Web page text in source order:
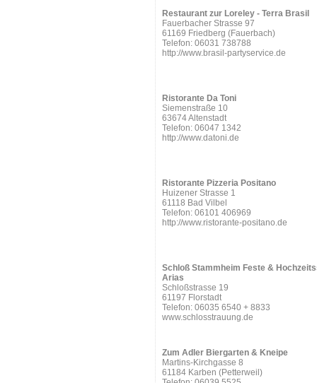
Restaurant zur Loreley - Terra Brasil
Fauerbacher Strasse 97
61169 Friedberg (Fauerbach)
Telefon: 06031 738788
http://www.brasil-partyservice.de
Ristorante Da Toni
Siemenstraße 10
63674 Altenstadt
Telefon: 06047 1342
http://www.datoni.de
Ristorante Pizzeria Positano
Huizener Strasse 1
61118 Bad Vilbel
Telefon: 06101 406969
http://www.ristorante-positano.de
Schloß Stammheim Feste &
Arias
Schloßstrasse 19
61197 Florstadt
Telefon: 06035 6540 + 8833
www.schlosstrauung.de
Zum Adler Biergarten & Kneipe
Martins-Kirchgasse 8
61184 Karben (Petterweil)